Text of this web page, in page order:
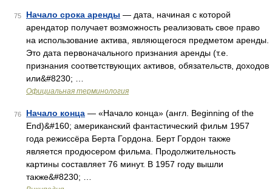
75 Начало срока аренды — дата, начиная с которой
арендатор получает возможность реализовать свое право
на использование актива, являющегося предметом аренды.
Это дата первоначального признания аренды (т.е.
признания соответствующих активов, обязательств, доходов
или&#8230; …
Официальная терминология
76 Начало конца — «Начало конца» (англ. Beginning of the
End)&#160; американский фантастический фильм 1957
года режиссёра Берта Гордона. Берт Гордон также
является продюсером фильма. Продолжительность
картины составляет 76 минут. В 1957 году вышли
также&#8230; …